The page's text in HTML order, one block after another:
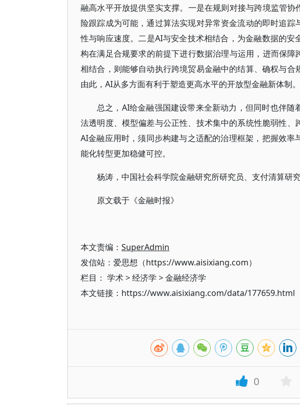
融高水平开放提供坚实支撑。一是在规则对接与跨境监管
险跟踪成为可能，通过算法实现对异常资金流动的即时追
性与响应速度。二是AI与安全技术相结合，为金融数据的
构在满足合规要求的前提下进行数据治理与运用，进而保
相结合，则能够自动执行跨境贸易金融中的结算、确权与合
由此，AI从多方面有利于塑造更高水平的开放型金融新体制。
总之，AI给金融强国建设带来全新动力，但同时也伴
法透明度、模型偏差与公正性、技术集中的系统性脆弱性
AI金融应用时，须同步构建与之适配的治理框架，把握效
能化转型更加稳健可控。
杨涛，中国社会科学院金融研究所研究员、支付清算研
原文载于《金融时报》
本文责编： SuperAdmin
发信站：爱思想（https://www.aisixiang.com）
栏目： 学术>经济学 >金融经济学
本文链接：https://www.aisixiang.com/data/177659.html
0